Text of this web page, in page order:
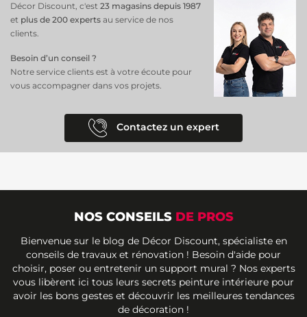
Décor Discount, c'est 23 magasins depuis 1987
et plus de 200 experts au service de nos
clients.
Besoin d’un conseil ?
Notre service clients est à votre écoute pour
vous accompagner dans vos projets.
Contactez un expert
NOS CONSEILS DE PROS
Bienvenue sur le blog de Décor Discount, spécialiste en
conseils de travaux et rénovation ! Besoin d'aide pour
choisir, poser ou entretenir un support mural ? Nos experts
vous libèrent ici tous leurs secrets peinture intérieure pour
avoir les bons gestes et découvrir les meilleures tendances
de décoration !